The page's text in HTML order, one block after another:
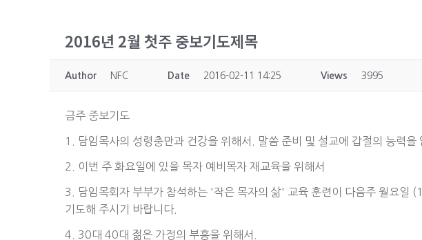
2016년 2월 첫주 중보기도제목
Author NFC Date 2016-02-11 14:25 Views 3995
금주 중보기도
1. 담임목사의 성령충만과 건강을 위해서. 말씀 준비 및 설교에 갑절의 능력을
2. 이번 주 화요일에 있을 목자 예비목자 재교육을 위해서
3. 담임목회자 부부가 참석하는 '작은 목자의 삶' 교육 훈련이 다음주 월요일
기도해 주시기 바랍니다.
4. 30대 40대 젊은 가정의 부흥을 위해서.